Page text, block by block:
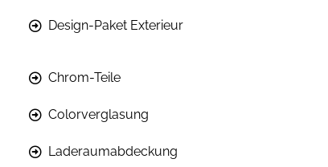
Design-Paket Exterieur
Chrom-Teile
Colorverglasung
Laderaumabdeckung